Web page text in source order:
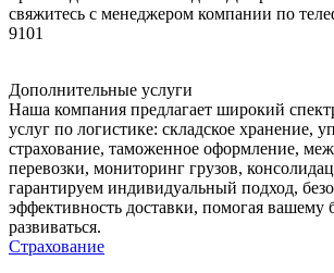
свяжитесь с менеджером компании по
9101
Дополнительные услуги
Наша компания предлагает широкий
услуг по логистике: складское хранение,
страхование, таможенное оформление,
перевозки, мониторинг грузов,
гарантируем индивидуальный подход,
эффективность доставки, помогая вашему
развиваться.
Страхование